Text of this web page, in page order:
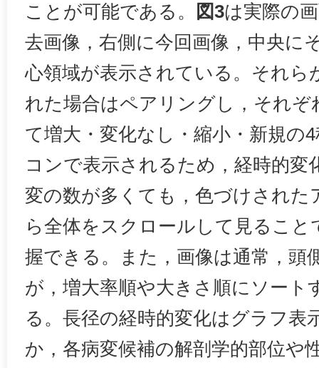
ことが可能である。
図3は実際の
去画像，右側に今回画像，中央に
心領域が表示されている。それら
れた場合はペアリングし，それぞ
て増大・変化なし・縮小・新規の
コンで表示されるため，経時的変
変の数が多くても，色づけされた
ら全体をスクロールして見ること
握できる。また，画像は通常，頭
が，増大率順や大きさ順にソート
る。長径の経時的変化はグラフ表
か，各病変候補の解剖学的部位や